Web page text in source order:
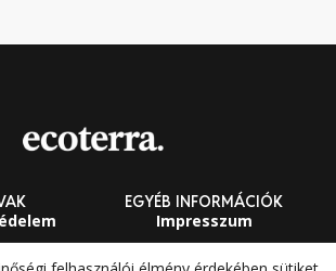
EGYÉB INFORMÁCIÓK
Impresszum
Általános Szerződési